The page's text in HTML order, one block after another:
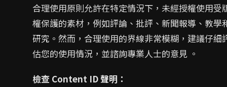
合理使用原則允許在特定情況下，未經授權使用受
權保護的素材，例如評論、批評、新聞報導、教學
研究。然而，合理使用的界線非常模糊，建議仔細
估您的使用情況，並諮詢專業人士的意見 。
檢查 Content ID 聲明：